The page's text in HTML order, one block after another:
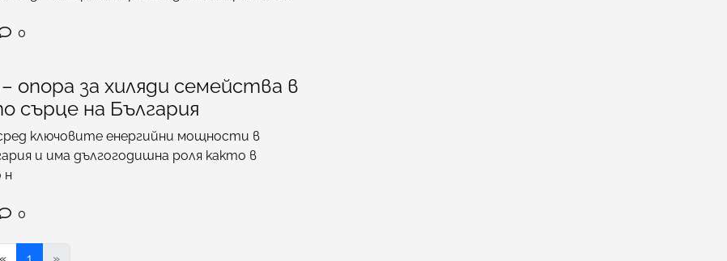
0
опора за хиляди семейства в
сърце на България
ключовите енергийни мощности в
и има дългогодишна роля както в
н
0